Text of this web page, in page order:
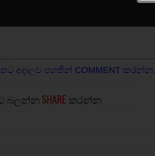
අදාලව පහතින් COMMENT කරන්න.
බලන්න SHARE කරන්න